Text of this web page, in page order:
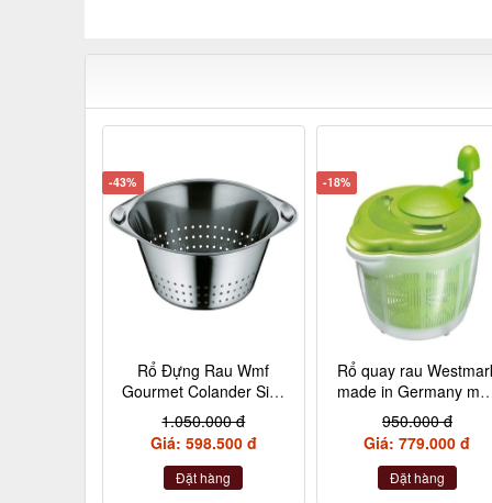
-43%
Rổ Đựng Rau Wmf
Gourmet Colander Size
24cm
1.050.000 đ
Giá: 598.500 đ
Đặt hàng
-18%
Rổ quay rau
made in Germany
xanh
950.000 đ
Giá: 779.000 đ
Đặt hàng